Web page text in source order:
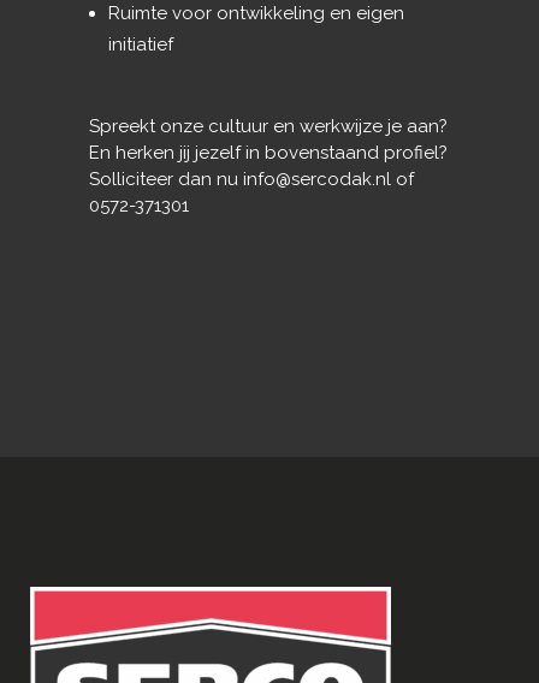
Ruimte voor ontwikkeling en eigen
initiatief
Spreekt onze cultuur en werkwijze je aan?
En herken jij jezelf in bovenstaand profiel?
Solliciteer dan nu info@sercodak.nl of
0572-371301